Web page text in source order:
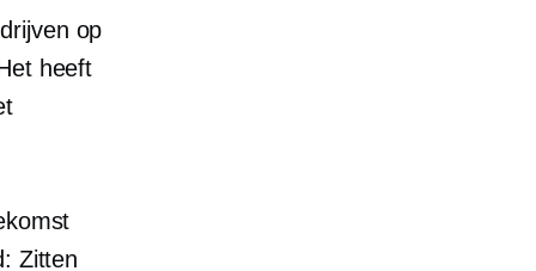
op
heeft
Zitten